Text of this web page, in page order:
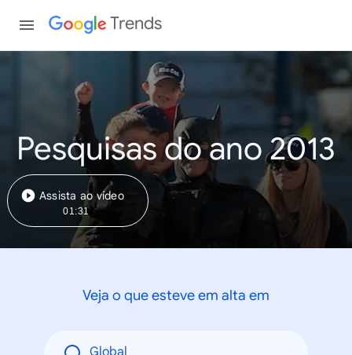
Trends
Pesquisas do ano 2013
Assista ao vídeo
01:31
Veja o que esteve em alta em